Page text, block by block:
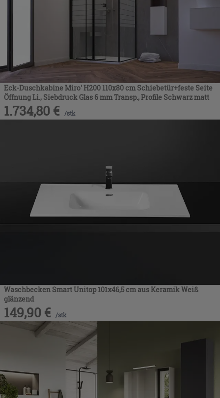
Eck-Duschkabine Miro' H200 110x80 cm Schiebetür+feste Seite
Öffnung Li., Siebdruck Glas 6 mm Transp., Profile Schwarz matt
1.734,80 € /stk
Waschbecken Smart Unitop 101x46,5 cm aus Keramik Weiß
glänzend
149,90 € /stk